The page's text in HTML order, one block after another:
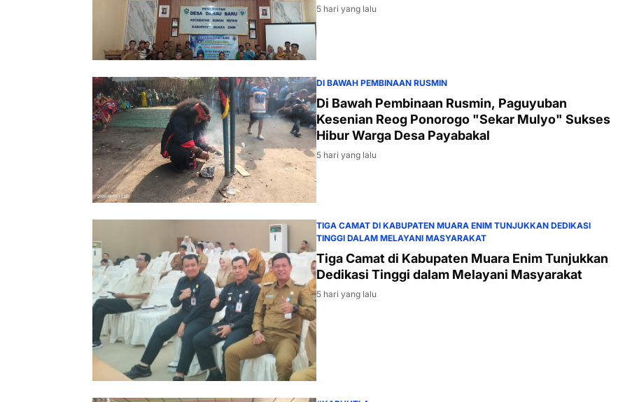
5 hari yang lalu
DI BAWAH PEMBINAAN RUSMIN
Di Bawah Pembinaan Rusmin, Paguyuban
Kesenian Reog Ponorogo "Sekar Mulyo" Sukses
Hibur Warga Desa Payabakal
5 hari yang lalu
TIGA CAMAT DI KABUPATEN MUARA ENIM TUNJUKKAN DEDIKASI
TINGGI DALAM MELAYANI MASYARAKAT
Tiga Camat di Kabupaten Muara Enim Tunjukkan
Dedikasi Tinggi dalam Melayani Masyarakat
5 hari yang lalu